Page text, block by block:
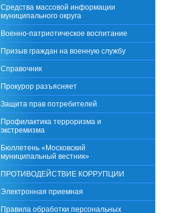
Средства массовой информации
муниципального округа
Военно-патриотическое воспитание
Призыв граждан на военную службу
Справочник
Прокурор разъясняет
Защита прав потребителей
Профилактика терроризма и
экстремизма
Бюллетень «Московский
муниципальный вестник»
ПРОТИВОДЕЙСТВИЕ КОРРУПЦИИ
Электронная приемная
Правила обработки персональных